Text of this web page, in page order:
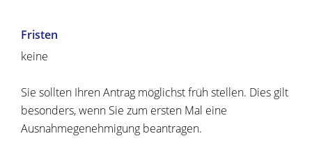
Fristen
keine
Sie sollten Ihren Antrag möglichst früh stellen. Dies gilt
besonders, wenn Sie zum ersten Mal eine
Ausnahmegenehmigung beantragen.